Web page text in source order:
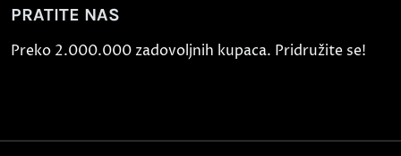
PRATITE NAS
Preko 2.000.000 zadovoljnih kupaca. Pridružite se!